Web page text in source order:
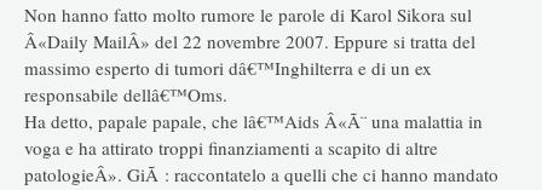
Non hanno fatto molto rumore le parole di Karol Sikora sul
Â«Daily MailÂ» del 22 novembre 2007. Eppure si tratta del
massimo esperto di tumori dâ€™Inghilterra e di un ex
responsabile dellâ€™Oms.
Ha detto, papale papale, che lâ€™Aids Â«Ã¨ una malattia in
voga e ha attirato troppi finanziamenti a scapito di altre
patologieÂ». GiÃ : raccontatelo a quelli che ci hanno mandato